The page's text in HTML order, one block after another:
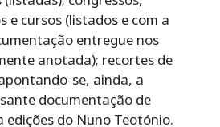
e cursos (listados e com a
entregue nos
anotada); recortes de
se, ainda, a
documentação de
do Nuno Teotónio.